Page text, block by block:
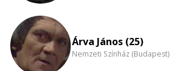
Árva János (25)
Nemzeti Színház (Budapest)